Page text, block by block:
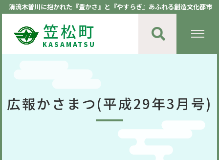
清流木曽川に抱かれた『豊かさ』と『やすらぎ』あふれる創造文化都市
笠松町
KASAMATSU
広報かさまつ(平成29年3月号)